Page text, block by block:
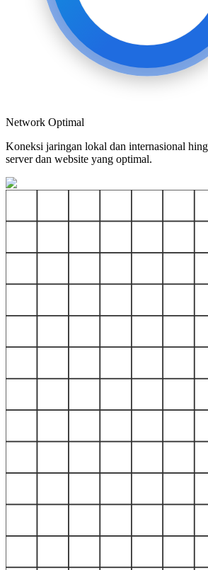
Network Optimal
Koneksi jaringan lokal dan internasional
server dan website yang optimal.